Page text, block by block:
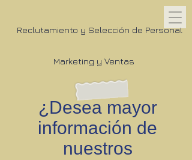
Reclutamiento y Selección de Personal
Marketing y Ventas
¿Desea mayor
información de
nuestros